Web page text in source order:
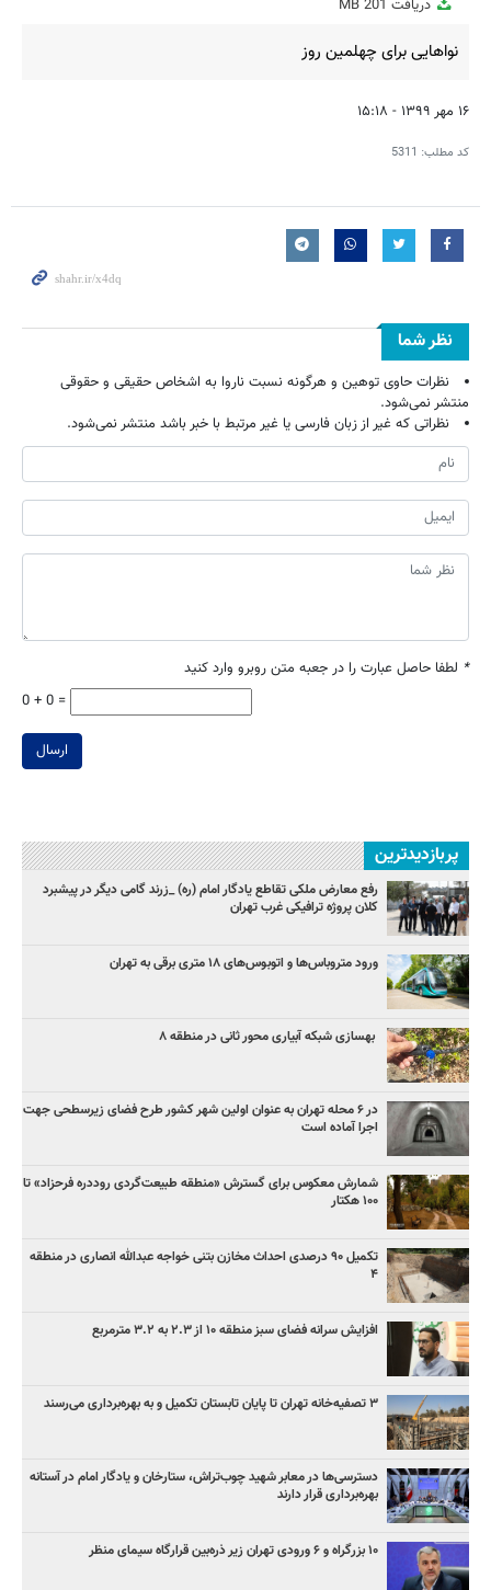
fullscreen
دریافت 201 MB
نواهایی برای چهلمین روز
۱۶ مهر ۱۳۹۹ - ۱۵:۱۸
کد مطلب: 5311
نظر شما
نظرات حاوی توهین و هرگونه نسبت ناروا به اشخاص حقیقی و حقوقی
منتشر نمی‌شود.
نظراتی که غیر از زبان فارسی یا غیر مرتبط با خبر باشد منتشر نمی‌شود.
* لطفا حاصل عبارت را در جعبه متن روبرو وارد کنید
0 + 0 =
ارسال
پربازدیدترین
رفع معارض ملکی تقاطع یادگار امام (ره) _زرند گامی دیگر در پیشبرد
کلان پروژه‌ ترافیکی غرب تهران
ورود متروباس‌ها و اتوبوس‌های ۱۸ متری برقی به تهران
بهسازی شبکه آبیاری محور ثانی در منطقه ۸
در ۶ محله تهران به عنوان اولین شهر کشور طرح فضای زیرسطحی جهت
اجرا آماده است
شمارش معکوس برای گسترش «منطقه طبیعت‌گردی روددره فرحزاد» تا
۱۰۰ هکتار
تکمیل ۹۰ درصدی احداث مخازن بتنی خواجه عبدالله انصاری در منطقه
۴
افزایش سرانه فضای سبز منطقه ۱۰ از ۲.۳ به ۳.۲ مترمربع
۳ ﺗﺼﻔﻴﻪ‌ﺧﺎﻧﻪ‌ تهران تا پایان تابستان تکمیل و به بهره‌برداری می‌رسند
دسترسی‌ها در معابر شهید چوب‌تراش، ستارخان و یادگار امام در آستانه
بهره‌برداری قرار دارند
۱۰ بزرگراه و ۶ ورودی تهران زیر ذره‌بین قرارگاه سیمای منظر